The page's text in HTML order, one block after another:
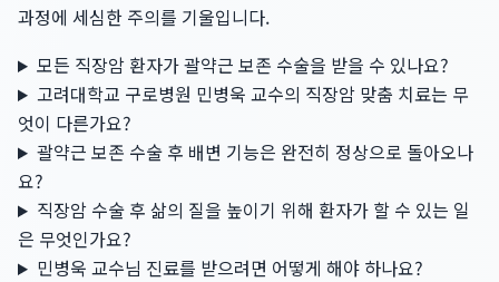
과정에 세심한 주의를 기울입니다.
모든 직장암 환자가 괄약근 보존 수술을 받을 수 있나요?
고려대학교 구로병원 민병욱 교수의 직장암 맞춤 치료는 무
엇이 다른가요?
괄약근 보존 수술 후 배변 기능은 완전히 정상으로 돌아오나
요?
직장암 수술 후 삶의 질을 높이기 위해 환자가 할 수 있는 일
은 무엇인가요?
민병욱 교수님 진료를 받으려면 어떻게 해야 하나요?